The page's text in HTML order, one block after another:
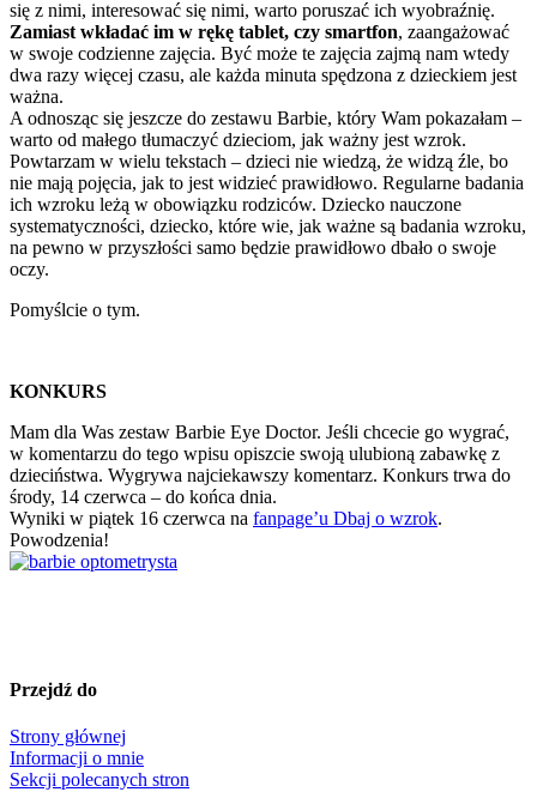
się z nimi, interesować się nimi, warto poruszać ich wyobraźnię.
Zamiast wkładać im w rękę tablet, czy smartfon, zaangażować
w swoje codzienne zajęcia. Być może te zajęcia zajmą nam wtedy
dwa razy więcej czasu, ale każda minuta spędzona z dzieckiem jest
ważna.
A odnosząc się jeszcze do zestawu Barbie, który Wam pokazałam –
warto od małego tłumaczyć dzieciom, jak ważny jest wzrok.
Powtarzam w wielu tekstach – dzieci nie wiedzą, że widzą źle, bo
nie mają pojęcia, jak to jest widzieć prawidłowo. Regularne badania
ich wzroku leżą w obowiązku rodziców. Dziecko nauczone
systematyczności, dziecko, które wie, jak ważne są badania wzroku,
na pewno w przyszłości samo będzie prawidłowo dbało o swoje
oczy.
Pomyślcie o tym.
KONKURS
Mam dla Was zestaw Barbie Eye Doctor. Jeśli chcecie go wygrać,
w komentarzu do tego wpisu opiszcie swoją ulubioną zabawkę z
dzieciństwa. Wygrywa najciekawszy komentarz. Konkurs trwa do
środy, 14 czerwca – do końca dnia.
Wyniki w piątek 16 czerwca na fanpage’u Dbaj o wzrok.
Powodzenia!
Przejdź do
Strony głównej
Informacji o mnie
Sekcji polecanych stron